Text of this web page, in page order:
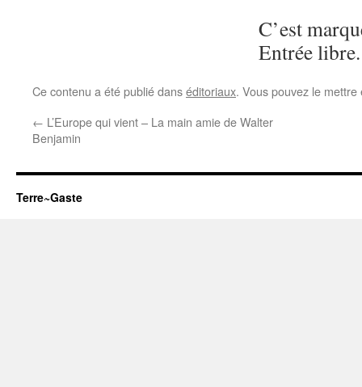
C’est
Entrée
Ce contenu a été publié danséditoriaux. Vous pouvez le
← L’Europe qui vient – La main amie de Walter
Benjamin
Terre~Gaste